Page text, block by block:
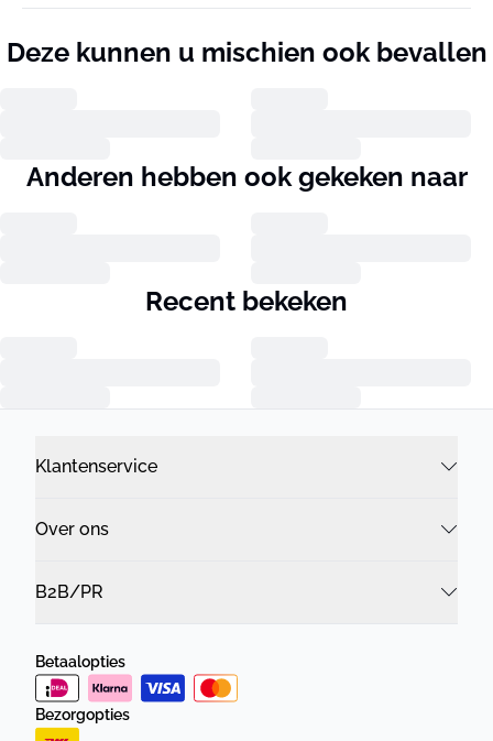
Deze kunnen u mischien ook bevallen
Anderen hebben ook gekeken naar
Recent bekeken
Klantenservice
Over ons
B2B/PR
Betaalopties
Bezorgopties